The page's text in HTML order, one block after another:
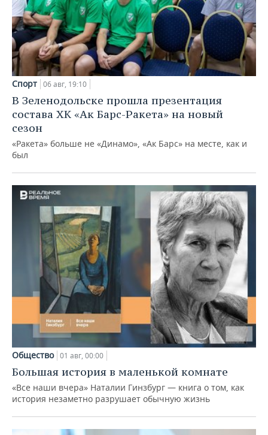
Спорт 06 авг, 19:10
В Зеленодольске прошла презентация
состава ХК «Ак Барс-Ракета» на новый
сезон
«Ракета» больше не «Динамо», «Ак Барс» на месте, как и
был
Общество 01 авг, 00:00
Большая история в маленькой комнате
«Все наши вчера» Наталии Гинзбург — книга о том, как
история незаметно разрушает обычную жизнь